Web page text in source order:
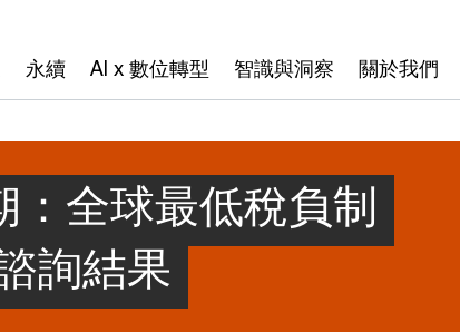
永續 AI x 數位轉型 智識與洞察 關於我們
：全球最低稅負制
詢結果